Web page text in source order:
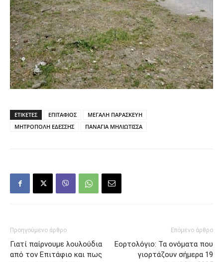
ΕΤΙΚΕΤΕΣ ΕΠΙΤΑΦΙΟΣ
ΜΕΓΑΛΗ ΠΑΡΑΣΚΕΥΗ
ΜΗΤΡΟΠΟΛΗ ΕΔΕΣΣΗΣ
ΠΑΝΑΓΙΑ ΜΗΛΙΩΤΙΣΣΑ
Προηγούμενο άρθρο
Γιατί παίρνουμε λουλούδια
από τον Επιτάφιο και πως
Επόμενο άρθρο
Εορτολόγιο: Τα ονόματα που
γιορτάζουν σήμερα 19